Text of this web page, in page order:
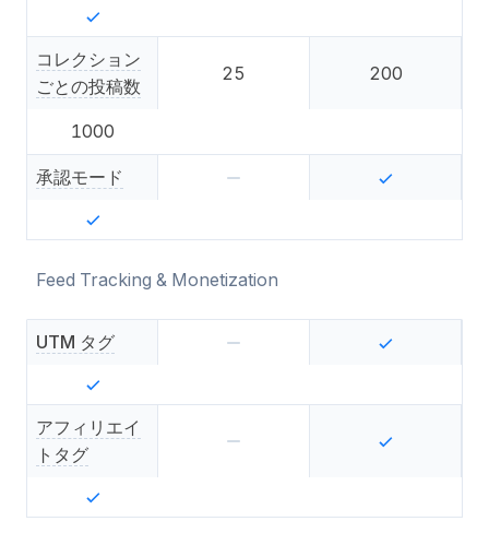
コレクション
ごとの投稿数
25 200
1000
承認モード
Feed Tracking & Monetization
UTM タグ
アフィリエイ
トタグ